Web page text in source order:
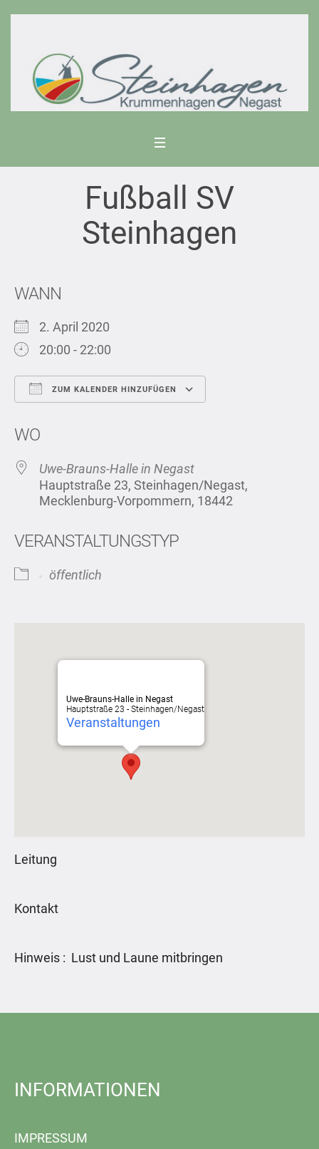
Fußball SV
Steinhagen
WANN
2. April 2020
20:00 - 22:00
ZUM KALENDER HINZUFÜGEN
WO
Uwe-Brauns-Halle in Negast
Hauptstraße 23, Steinhagen/Negast,
Mecklenburg-Vorpommern, 18442
VERANSTALTUNGSTYP
öffentlich
Uwe-Brauns-Halle in Negast
Hauptstraße 23 - Steinhagen/Negast
Veranstaltungen
Leitung
Kontakt
Hinweis : Lust und Laune mitbringen
INFORMATIONEN
IMPRESSUM